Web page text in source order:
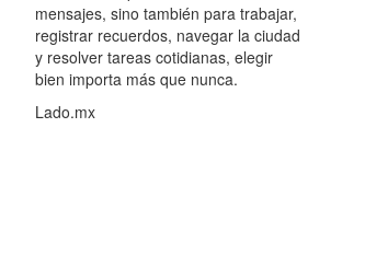
mensajes, sino también para trabajar,
registrar recuerdos, navegar la ciudad
y resolver tareas cotidianas, elegir
bien importa más que nunca.
Lado.mx